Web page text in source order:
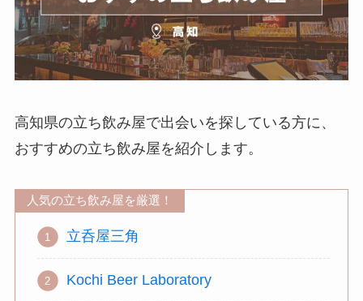
高知県の立ち飲み屋で出会いを探している方に、
おすすめの立ち飲み屋を紹介します。
人気の立ち飲み屋を厳選！
立呑屋三角
Kochi Beer Laboratory